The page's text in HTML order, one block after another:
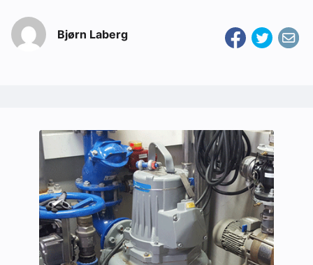
Bjørn Laberg